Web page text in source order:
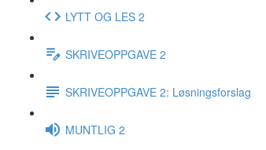
LYTT OG LES 2
SKRIVEOPPGAVE 2
SKRIVEOPPGAVE 2: Løsningsforslag
MUNTLIG 2